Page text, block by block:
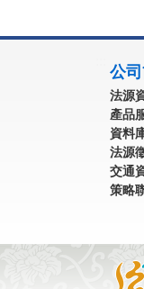
公
法源
產品
資料
法源
交通
策略